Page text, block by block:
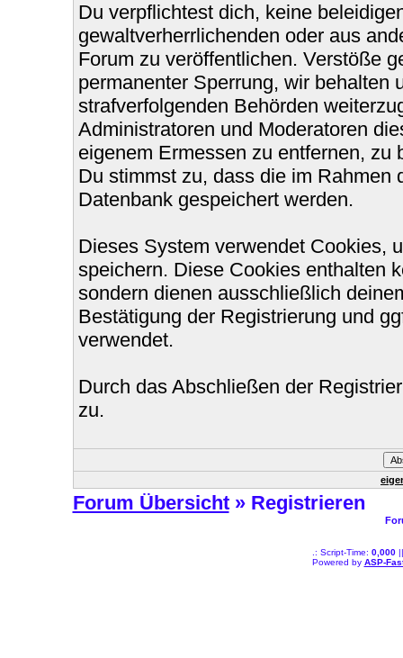
Du verpflichtest dich, keine
gewaltverherrlichenden oder aus
Forum zu veröffentlichen. Verstöße
permanenter Sperrung, wir behalten
strafverfolgenden Behörden
Administratoren und Moderatoren
eigenem Ermessen zu entfernen, zu
Du stimmst zu, dass die im Rahmen
Datenbank gespeichert werden.
Dieses System verwendet Cookies,
speichern. Diese Cookies enthalten
sondern dienen ausschließlich
Bestätigung der Registrierung und
verwendet.
Durch das Abschließen der
zu.
Forum Übersicht» Registrieren
.: Script-Time: 0,000||
Powered by ASP-